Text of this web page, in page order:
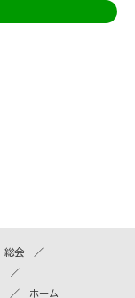
総会
ホーム